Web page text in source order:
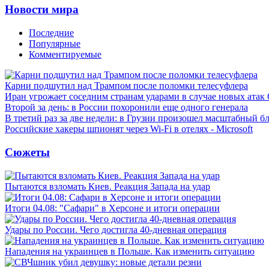
Новости мира
Последние
Популярные
Комментируемые
Карни подшутил над Трампом после поломки телесуфлера
Иран угрожает соседним странам ударами в случае новых
Второй за день: в России похоронили еще одного генерала
В третий раз за две недели: в Грузии произошел масштабный
Российские хакеры шпионят через Wi-Fi в отелях - Microsoft
Сюжеты
Пытаются взломать Киев. Реакция Запада на удар
Итоги 04.08: "Сафари" в Херсоне и итоги операции
Удары по России. Чего достигла 40-дневная операция
Нападения на украинцев в Польше. Как изменить ситуацию